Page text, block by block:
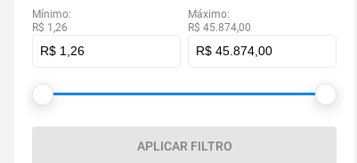
Mínimo:
R$ 1,26
Máximo:
R$ 45.874,00
APLICAR FILTRO